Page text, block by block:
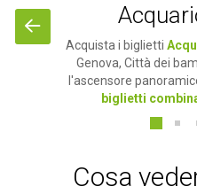
Acquista i biglietti
Genova, Città dei
l'ascensore
biglietti
Cosa